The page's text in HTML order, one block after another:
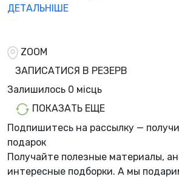
ДЕТАЛЬНІШЕ
ZOOM
ЗАПИСАТИСЯ В РЕЗЕРВ
Залишилось 0 місць
ПОКАЗАТЬ ЕЩЕ
Подпишитесь на рассылку —
подарок
Получайте полезные материалы,
интересные подборки. А мы